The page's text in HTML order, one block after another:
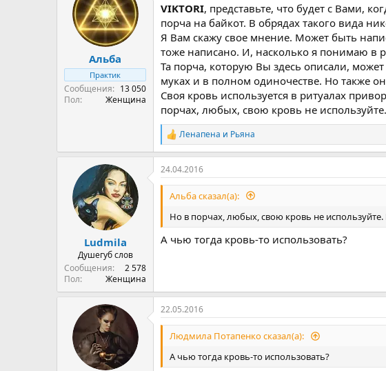
и
и
:
Альба
Практик
Сообщения
13 050
Пол
Женщина
VIKTORI, представьте, что будет с Вами,
порча на байкот. В обрядах такого вида
Я Вам скажу свое мнение. Может быть
тоже написано. И, насколько я понимаю в
Та порча, которую Вы здесь описали,
муках и в полном одиночестве. Но также
Своя кровь используется в ритуалах
порчах, любых, свою кровь не
Р
е
а
к
ц
и
Ленапена и Рьяна
Ludmila
Душегуб слов
Сообщения
2 578
Пол
Женщина
24.04.2016
Альба сказал(а):
Но в порчах, любых, свою кровь не используйте.
А чью тогда кровь-то использовать?
22.05.2016
Людмила Потапенко сказал(а):
А чью тогда кровь-то использовать?